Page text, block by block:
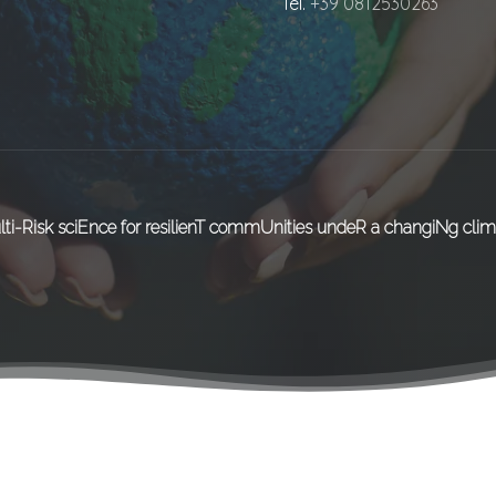
Risk sciEnce for resilienT commUnities undeR a changiNg